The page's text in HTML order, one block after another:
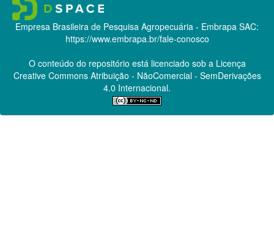
Empresa Brasileira de Pesquisa Agropecuária - Embrapa SAC:
https://www.embrapa.br/fale-conosco
O conteúdo do repositório está licenciado sob a Licença
Creative CommonsAtribuição - NãoComercial - SemDerivações
4.0 Internacional.